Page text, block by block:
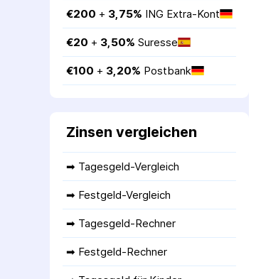
€200 + 3,75% ING Extra-Kont
€20 + 3,50% Suresse
€100 + 3,20% Postbank
Zinsen vergleichen
➡ Tagesgeld-Vergleich
➡ Festgeld-Vergleich
➡ Tagesgeld-Rechner
➡ Festgeld-Rechner